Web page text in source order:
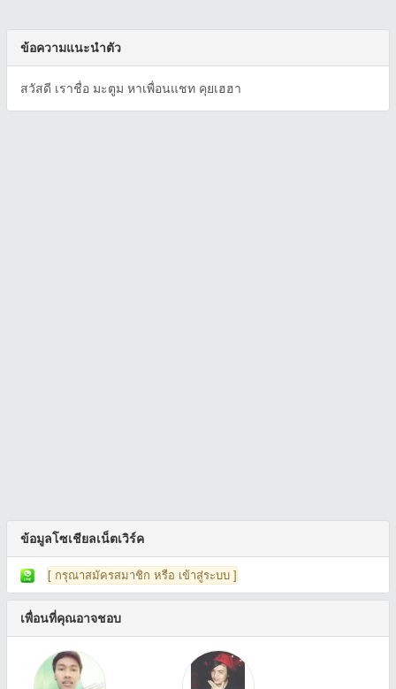
ข้อความแนะนำตัว
สวัสดี เราชื่อ มะตูม หาเพื่อนแชท คุยเฮฮา
ข้อมูลโซเชียลเน็ตเวิร์ค
[ กรุณาสมัครสมาชิก หรือ เข้าสู่ระบบ ]
เพื่อนที่คุณอาจชอบ